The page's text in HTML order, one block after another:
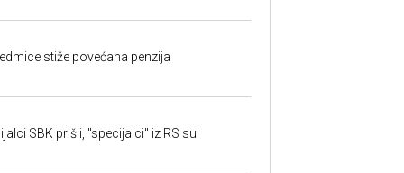
stiže povećana penzija
SBK prišli, "specijalci" iz RS su